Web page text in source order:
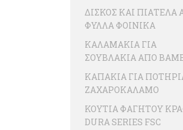
ΔΙΣΚΟΣ ΚΑΙ ΠΙΑΤΕΛΑ
ΦΥΛΛΑ ΦΟΙΝΙΚΑ
ΚΑΛΑΜΑΚΙΑ ΓΙΑ
ΣΟΥΒΛΑΚΙΑ ΑΠΟ
ΚΑΠΑΚΙΑ ΓΙΑ
ΖΑΧΑΡΟΚΑΛΑΜΟ
ΚΟΥΤΙΑ ΦΑΓΗΤΟΥ
DURA SERIES FSC